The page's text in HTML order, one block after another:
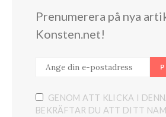
Prenumerera på nya
Konsten.net!
GENOM ATT KLICKA I
BEKRÄFTAR DU ATT DITT